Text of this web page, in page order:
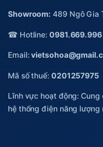
Showroom: 489 Ngô Gia
☎ Hotline: 0981.669.996
Email:
Mã số thuế: 0201257975
Lĩnh vực hoạt động:
hệ thống điện năng lượng